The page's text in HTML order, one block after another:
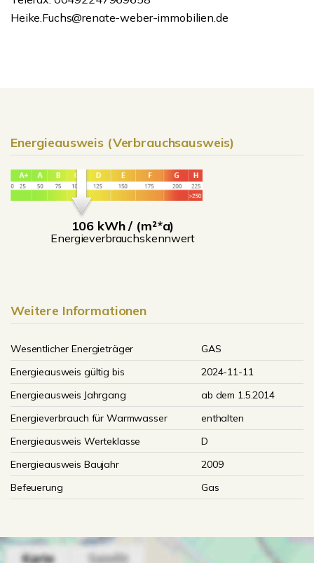
Heike.Fuchs@renate-weber-immobilien.de
Energieausweis (Verbrauchsausweis)
106 kWh / (m²*a)
Energieverbrauchskennwert
Weitere Informationen
Wesentlicher Energieträger
GAS
Energieausweis gültig bis
2024-11-11
Energieausweis Jahrgang
ab dem 1.5.2014
Energieverbrauch für Warmwasser
enthalten
Energieausweis Werteklasse
D
Energieausweis Baujahr
2009
Befeuerung
Gas